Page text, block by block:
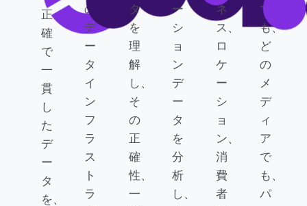
正
確
で
一
貫
し
た
デ
ー
タ
を、
の
デ
ー
タ
イ
ン
フ
ラ
ス
ト
ラ
タ
を
理
解
し、
そ
の
正
確
性、
一
ー
シ
ョ
ン
デ
ー
タ
を
分
析
し、
ネ
ス、
ロ
ケ
ー
シ
ョ
ン、
消
費
者
で
も、
ど
の
メ
デ
ィ
ア
で
も、
パ